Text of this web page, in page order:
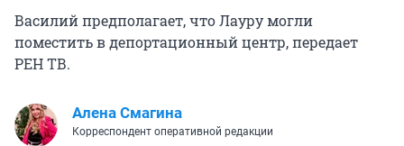
Василий предполагает, что Лауру могли
поместить в депортационный центр, передает
РЕН ТВ.
Алена Смагина
Корреспондент оперативной редакции